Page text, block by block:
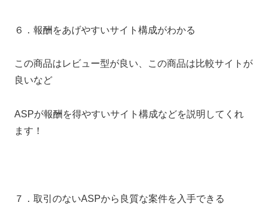
６．報酬をあげやすいサイト構成がわかる
この商品はレビュー型が良い、この商品は比較サイトが
良いなど
ASPが報酬を得やすいサイト構成などを説明してくれ
ます！
７．取引のないASPから良質な案件を入手できる